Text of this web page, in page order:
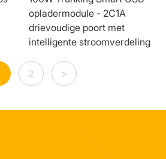
opladermodule - 2C1A
drievoudige poort met
intelligente stroomverdeling
2 >